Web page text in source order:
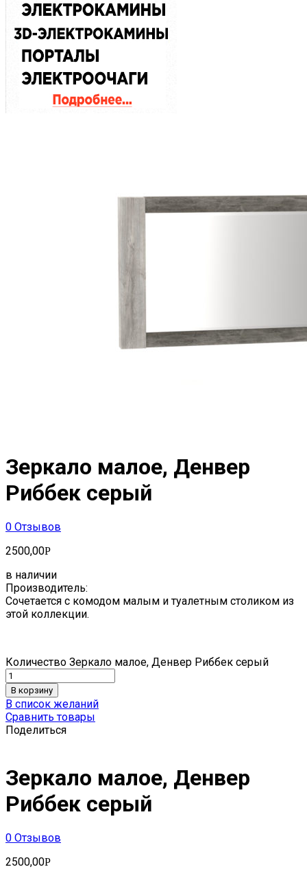
Зеркало малое, Денвер
Риббек серый
0 Отзывов
2500,00Р
в наличии
Производитель:
Сочетается с комодом малым и туалетным столиком из
этой коллекции.
Количество Зеркало малое, Денвер Риббек серый
В корзину
В список желаний
Сравнить товары
Поделиться
Зеркало малое, Денвер
Риббек серый
0 Отзывов
2500,00Р